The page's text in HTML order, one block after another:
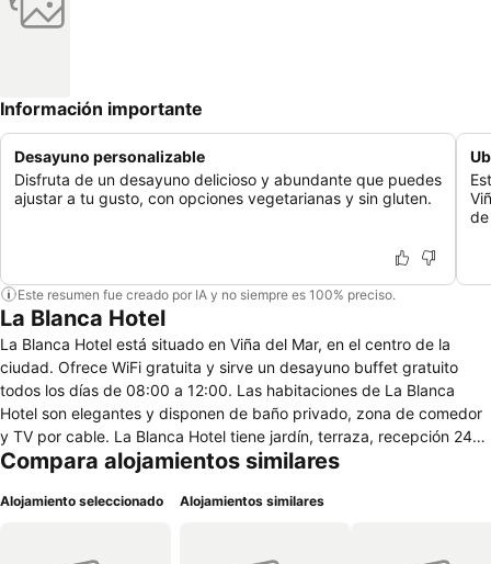
Información importante
Desayuno personalizable
Disfruta de un desayuno delicioso y abundante que puedes
ajustar a tu gusto, con opciones vegetarianas y sin gluten.
Este resumen fue creado por IA y no siempre es 100% preciso.
La Blanca Hotel
La Blanca Hotel está situado en Viña del Mar, en el centro de la
ciudad. Ofrece WiFi gratuita y sirve un desayuno buffet gratuito
todos los días de 08:00 a 12:00. Las habitaciones de La Blanca
Hotel son elegantes y disponen de baño privado, zona de comedor
y TV por cable. La Blanca Hotel tiene jardín, terraza, recepción 24
horas, instalaciones para reuniones, un salón compartido y bebidas
hay servicio de habitaciones y se pueden comprar pizzas y
Compara alojamientos similares
Alojamiento seleccionado Alojamientos similares